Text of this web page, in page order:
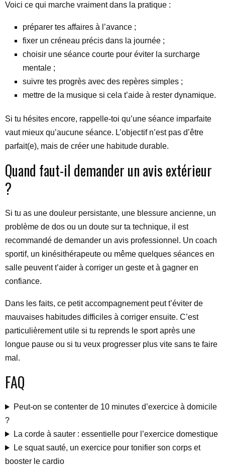
Voici ce qui marche vraiment dans la pratique :
préparer tes affaires à l’avance ;
fixer un créneau précis dans la journée ;
choisir une séance courte pour éviter la surcharge
mentale ;
suivre tes progrès avec des repères simples ;
mettre de la musique si cela t’aide à rester dynamique.
Si tu hésites encore, rappelle-toi qu’une séance imparfaite
vaut mieux qu’aucune séance. L’objectif n’est pas d’être
parfait(e), mais de créer une habitude durable.
Quand faut-il demander un avis extérieur
?
Si tu as une douleur persistante, une blessure ancienne, un
problème de dos ou un doute sur ta technique, il est
recommandé de demander un avis professionnel. Un coach
sportif, un kinésithérapeute ou même quelques séances en
salle peuvent t’aider à corriger un geste et à gagner en
confiance.
Dans les faits, ce petit accompagnement peut t’éviter de
mauvaises habitudes difficiles à corriger ensuite. C’est
particulièrement utile si tu reprends le sport après une
longue pause ou si tu veux progresser plus vite sans te faire
mal.
FAQ
Peut-on se contenter de 10 minutes d’exercice à domicile
?
La corde à sauter : essentielle pour l’exercice domestique
Le squat sauté, un exercice pour tonifier son corps et
booster le cardio